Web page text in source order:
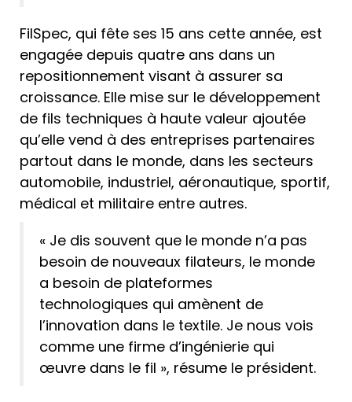
FilSpec, qui fête ses 15 ans cette année, est
engagée depuis quatre ans dans un
repositionnement visant à assurer sa
croissance. Elle mise sur le développement
de fils techniques à haute valeur ajoutée
qu’elle vend à des entreprises partenaires
partout dans le monde, dans les secteurs
automobile, industriel, aéronautique, sportif,
médical et militaire entre autres.
« Je dis souvent que le monde n’a pas
besoin de nouveaux filateurs, le monde
a besoin de plateformes
technologiques qui amènent de
l’innovation dans le textile. Je nous vois
comme une firme d’ingénierie qui
œuvre dans le fil », résume le président.